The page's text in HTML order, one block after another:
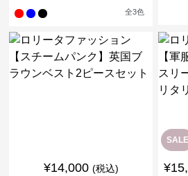
全3色
¥14,000 (税込)
SALE
¥